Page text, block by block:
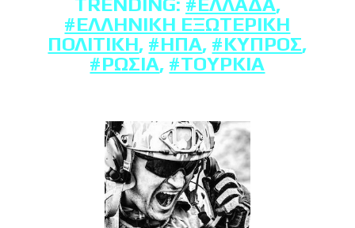
#ΕΛΛΗΝΙΚΉ ΕΞΩΤΕΡΙΚΉ
ΠΟΛΙΤΙΚΉ, #ΗΠΑ, #ΚΎΠΡΟΣ,
#ΡΩΣΊΑ, #ΤΟΥΡΚΊΑ